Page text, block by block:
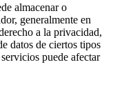
almacenar o
generalmente en
a la privacidad,
datos de ciertos tipos
puede afectar